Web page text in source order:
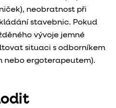
neobratnost při
stavebnic. Pokud
vývoje jemné
situaci s odborníkem
nebo ergoterapeutem).